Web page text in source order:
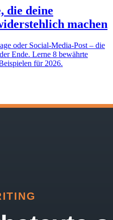
die deine
machen
oder Social-Media-Post – die
Ende. Lerne 8 bewährte
für 2026.